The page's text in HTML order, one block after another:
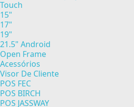
Touch
15"
17"
19"
21.5" Android
Open Frame
Acessórios
Visor De Cliente
POS FEC
POS BIRCH
POS JASSWAY